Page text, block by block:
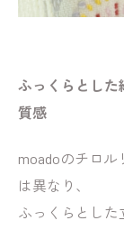
ふっくらとした
質感
moadoのチロル
は異なり、
ふっくらとした